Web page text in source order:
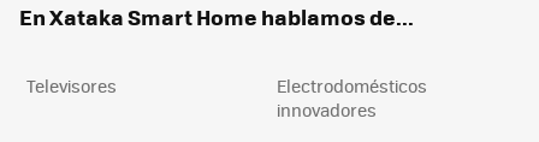
En Xataka Smart Home hablamos de...
Televisores
Electrodomésticos
innovadores